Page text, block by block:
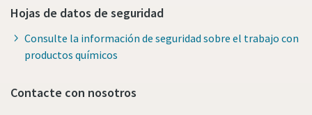
Hojas de datos de seguridad
Consulte la información de seguridad sobre el trabajo con
productos químicos
Contacte con nosotros